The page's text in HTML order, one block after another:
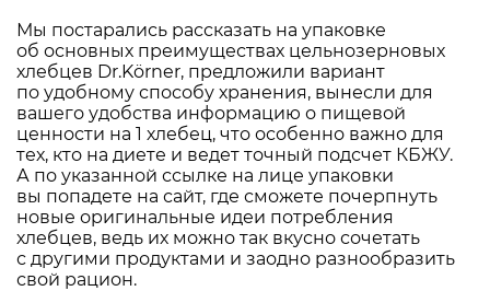
Мы постарались рассказать на упаковке
об основных преимуществах цельнозерновых
хлебцев Dr.Körner, предложили вариант
по удобному способу хранения, вынесли для
вашего удобства информацию о пищевой
ценности на 1 хлебец, что особенно важно для
тех, кто на диете и ведет точный подсчет КБЖУ.
А по указанной ссылке на лице упаковки
вы попадете на сайт, где сможете почерпнуть
новые оригинальные идеи потребления
хлебцев, ведь их можно так вкусно сочетать
с другими продуктами и заодно разнообразить
свой рацион.